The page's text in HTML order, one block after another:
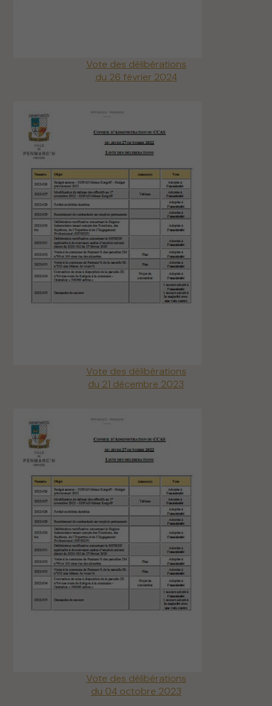
Vote des délibérations
du 26 février 2024
Vote des délibérations
du 21 décembre 2023
Vote des délibérations
du 04 octobre 2023